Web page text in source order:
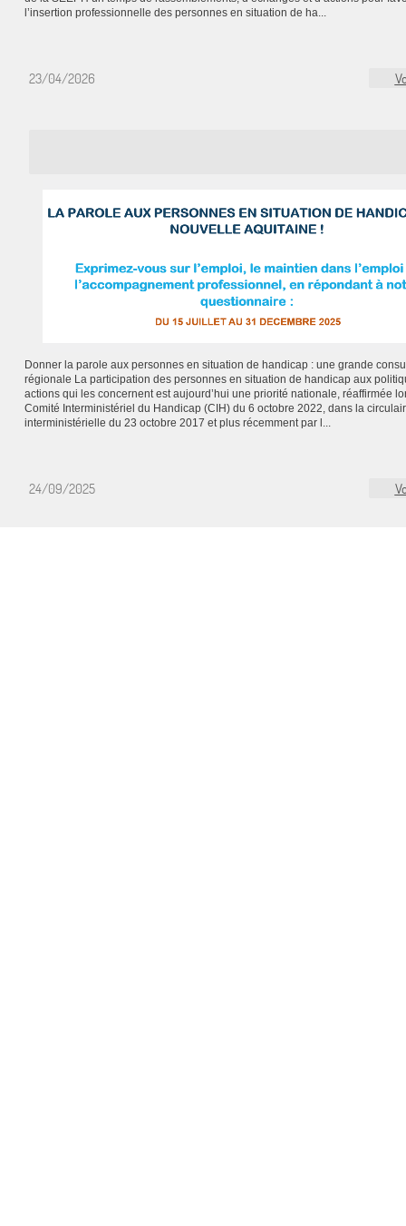
l’insertion professionnelle des personnes en situation de ha...
23/04/2026
Donner la parole aux personnes en situation de handicap : une grande
régionale La participation des personnes en situation de handicap aux
actions qui les concernent est aujourd’hui une priorité nationale, réaffirmée
Comité Interministériel du Handicap (CIH) du 6 octobre 2022, dans la
interministérielle du 23 octobre 2017 et plus récemment par l...
24/09/2025